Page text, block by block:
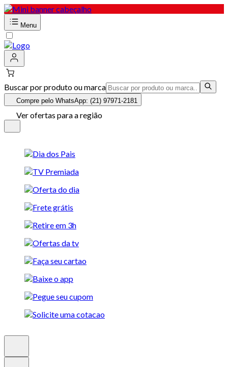
Menu
Buscar por produto ou marca
Compre pelo WhatsApp: (21) 97971-2181
Ver ofertas para a região